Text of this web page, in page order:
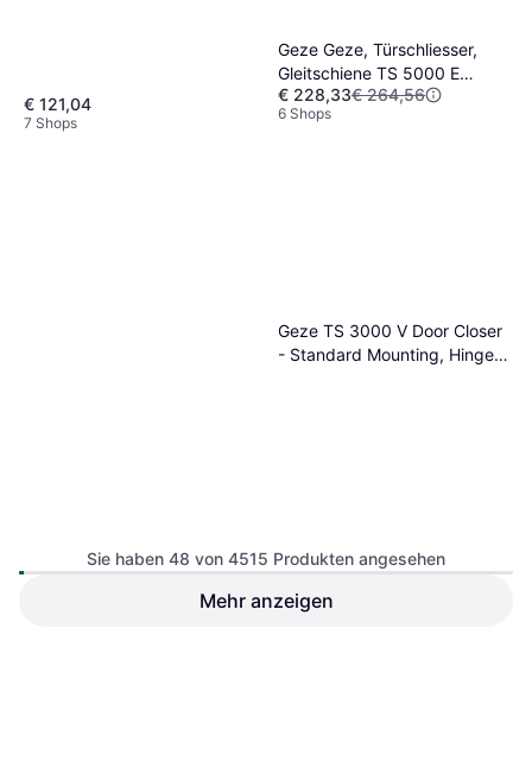
€ 121,04
7 Shops
Geze Geze, Türschliesser,
Gleitschiene TS 5000 E
Holztür
€ 228,33€ 264,56
6 Shops
Geze TS 3000 V Door Closer
- Standard Mounting, Hinge
Sie haben 48 von 4515 Produkten angesehen
Mehr anzeigen